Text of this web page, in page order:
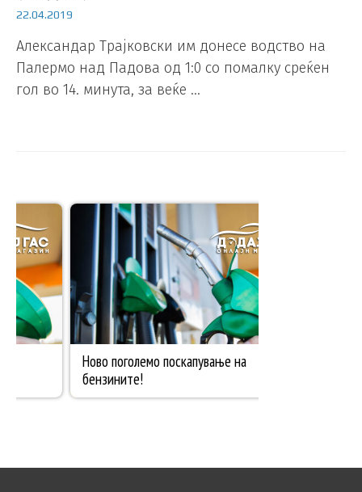
22.04.2019
Александар Трајковски им донесе водство на
Палермо над Падова од 1:0 со помалку среќен
гол во 14. минута, за веќе …